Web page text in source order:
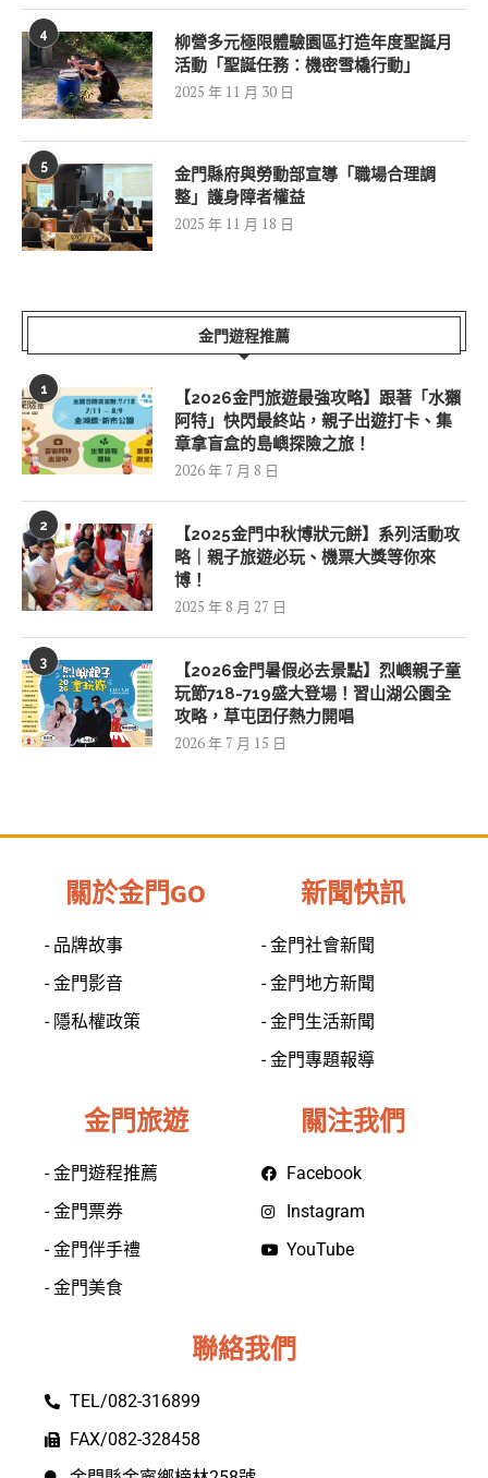
4
柳營多元極限體驗園區打造年度聖誕月
活動「聖誕任務：機密雪橇行動」
2025 年 11 月 30 日
5
金門縣府與勞動部宣導「職場合理調
整」護身障者權益
2025 年 11 月 18 日
金門遊程推薦
1
【2026金門旅遊最強攻略】跟著「水獺
阿特」快閃最終站，親子出遊打卡、集
章拿盲盒的島嶼探險之旅！
2026 年 7 月 8 日
2
【2025金門中秋博狀元餅】系列活動攻
略｜親子旅遊必玩、機票大獎等你來
博！
2025 年 8 月 27 日
3
【2026金門暑假必去景點】烈嶼親子童
玩節718-719盛大登場！習山湖公園全
攻略，草屯囝仔熱力開唱
2026 年 7 月 15 日
關於金門GO
- 品牌故事
- 金門影音
- 隱私權政策
新聞快訊
- 金門社會新聞
- 金門地方新聞
- 金門生活新聞
- 金門專題報導
金門旅遊
- 金門遊程推薦
- 金門票券
- 金門伴手禮
- 金門美食
關注我們
Facebook
Instagram
YouTube
聯絡我們
TEL/082-316899
FAX/082-328458